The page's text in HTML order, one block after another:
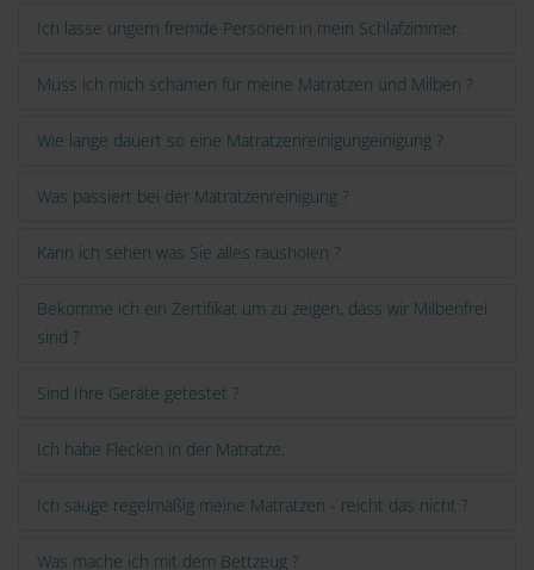
Ich lasse ungern fremde Personen in mein Schlafzimmer.
Muss ich mich schämen für meine Matratzen und Milben ?
Wie lange dauert so eine Matratzenreinigungeinigung ?
Was passiert bei der Matratzenreinigung ?
Kann ich sehen was Sie alles rausholen ?
Bekomme ich ein Zertifikat um zu zeigen, dass wir Milbenfrei
sind ?
Sind Ihre Geräte getestet ?
Ich habe Flecken in der Matratze.
Ich sauge regelmäßig meine Matratzen - reicht das nicht ?
Was mache ich mit dem Bettzeug ?